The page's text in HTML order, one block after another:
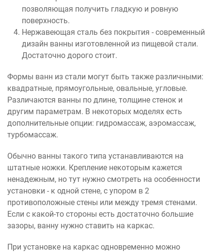
позволяющая получить гладкую и ровную
поверхность.
Нержавеющая сталь без покрытия - современный
дизайн ванны изготовленной из пищевой стали.
Достаточно дорого стоит.
Формы ванн из стали могут быть также различными:
квадратные, прямоугольные, овальные, угловые.
Различаются ванны по длине, толщине стенок и
другим параметрам. В некоторых моделях есть
дополнительные опции: гидромассаж, аэромассаж,
турбомассаж.
Обычно ванны такого типа устанавливаются на
штатные ножки. Крепление некоторым кажется
ненадежным, но тут нужно смотреть на особенности
установки - к одной стене, с упором в 2
противоположные стены или между тремя стенами.
Если с какой-то стороны есть достаточно большие
зазоры, ванну нужно ставить на каркас.
При установке на каркас одновременно можно